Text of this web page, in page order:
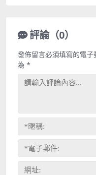
評論（0）
發佈留言必須填寫的電子
為 *